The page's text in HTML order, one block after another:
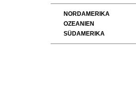
NORDAMERIKA
OZEANIEN
SÜDAMERIKA